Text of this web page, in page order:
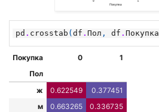
pd . crosstab (df .Пол , df .Покупка
Покупка 0
1
Пол
ж
0.622549
0.377451
м
0.663265 0.336735